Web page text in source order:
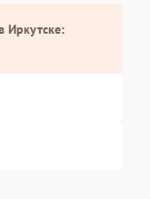
Иркутске: